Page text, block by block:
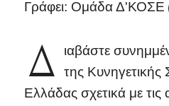
Γράφει: Ομάδα Δ'ΚΟΣΕ
Δ
ιαβάστε
της
Ελλάδας σχετικά με τις